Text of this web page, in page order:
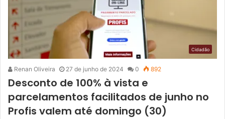
Cidadão
Renan Oliveira 27 de junho de 2024 0 892
Desconto de 100% à vista e
parcelamentos facilitados de junho no
Profis valem até domingo (30)